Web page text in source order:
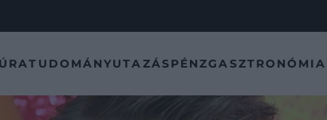
TUDOMÁNYUTAZÁSPÉNZGASZTRONÓMIA